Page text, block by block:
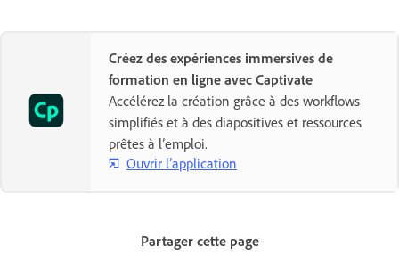
Créez des expériences immersives de
formation en ligne avec Captivate
Accélérez la création grâce à des workflows
simplifiés et à des diapositives et ressources
prêtes à l’emploi.
Ouvrir l’application
Partager cette page